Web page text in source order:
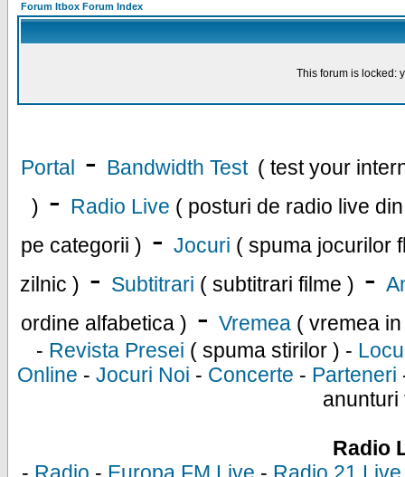
Forum Itbox Forum Index
This forum is locked:
Portal - Bandwidth Test ( test your
) - Radio Live ( posturi de radio live
pe categorii ) - Jocuri ( spuma jocurilor
zilnic ) - Subtitrari ( subtitrari filme ) -
ordine alfabetica ) - Vremea ( vremea
- Revista Presei ( spuma stirilor ) -
Online - Jocuri Noi - Concerte - Parteneri
anunturi
Radio